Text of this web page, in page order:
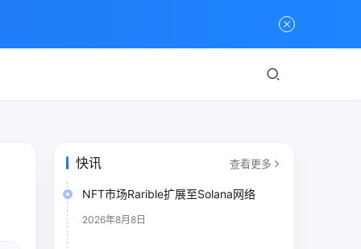
快讯 查看更多
NFT市场Rarible扩展至Solana网络
2026年8月8日